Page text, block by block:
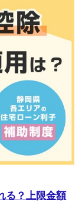
る？上限金額